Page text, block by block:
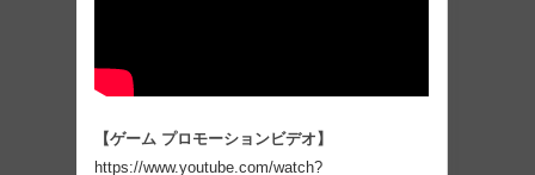
【ゲーム プロモーションビデオ】
https://www.youtube.com/watch?